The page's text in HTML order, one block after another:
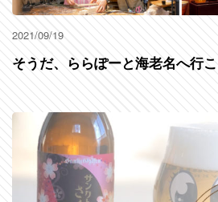
2021/09/19
そうだ、ららぽーと海老名へ行